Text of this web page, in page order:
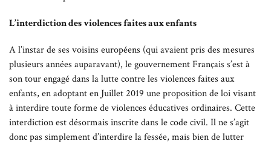
L’interdiction des violences faites aux enfants
A l’instar de ses voisins européens (qui avaient pris des mesures
plusieurs années auparavant), le gouvernement Français s’est à
son tour engagé dans la lutte contre les violences faites aux
enfants, en adoptant en Juillet 2019 une proposition de loi visant
à interdire toute forme de violences éducatives ordinaires. Cette
interdiction est désormais inscrite dans le code civil. Il ne s’agit
donc pas simplement d’interdire la fessée, mais bien de lutter